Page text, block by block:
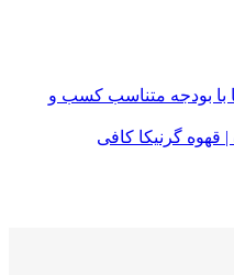
با بودجه متناسب کسب و
قهوه گرنیکا کافی